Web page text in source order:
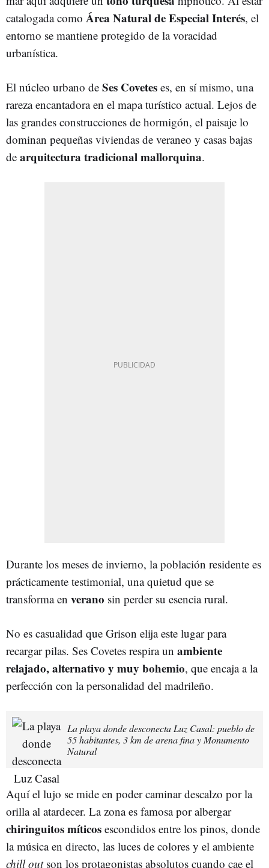
catalogada como Área Natural de Especial Interés, el
entorno se mantiene protegido de la voracidad
urbanística.
El núcleo urbano de Ses Covetes es, en sí mismo, una
rareza encantadora en el mapa turístico actual. Lejos de
las grandes construcciones de hormigón, el paisaje lo
dominan pequeñas viviendas de veraneo y casas bajas
de arquitectura tradicional mallorquina.
Durante los meses de invierno, la población residente es
prácticamente testimonial, una quietud que se
transforma en verano sin perder su esencia rural.
No es casualidad que Grison elija este lugar para
recargar pilas. Ses Covetes respira un ambiente
relajado, alternativo y muy bohemio, que encaja a la
perfección con la personalidad del madrileño.
La playa donde desconecta Luz Casal: pueblo de
55 habitantes, 3 km de arena fina y Monumento
Natural
Aquí el lujo se mide en poder caminar descalzo por la
orilla al atardecer. La zona es famosa por albergar
chiringuitos míticos escondidos entre los pinos, donde
la música en directo, las luces de colores y el ambiente
chill out son los protagonistas absolutos cuando cae el